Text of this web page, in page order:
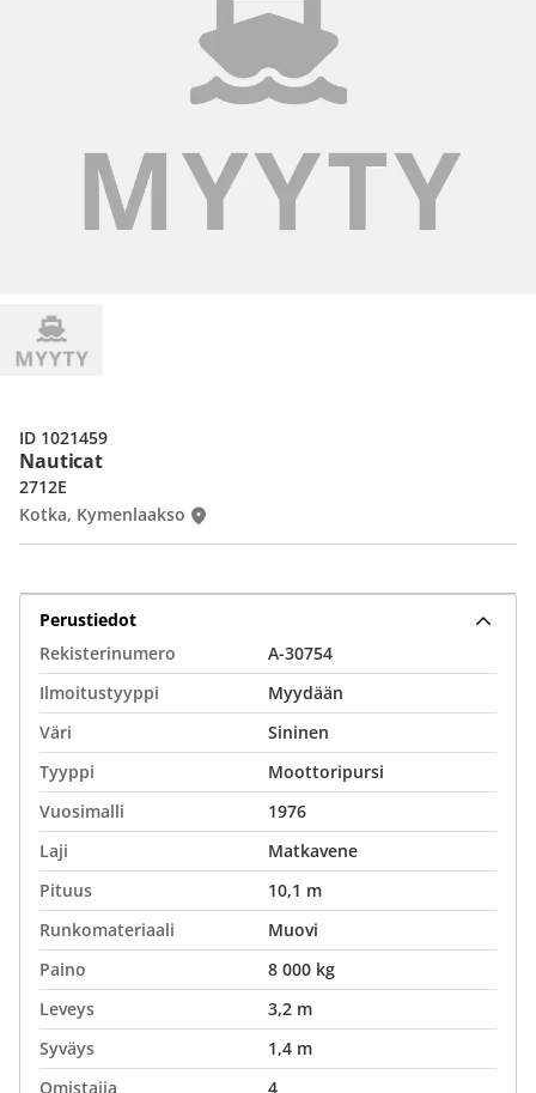
Nauticat
2712E
Kotka, Kymenlaakso
ID 1021459
Perustiedot
Rekisterinumero
A-30754
Ilmoitustyyppi
Myydään
Väri
Sininen
Tyyppi
Moottoripursi
Vuosimalli
1976
Laji
Matkavene
Pituus
10,1 m
Runkomateriaali
Muovi
Paino
8 000 kg
Leveys
3,2 m
Syväys
1,4 m
Omistajia
4